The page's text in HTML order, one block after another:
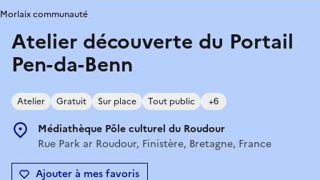
Atelier découverte du Portail
Pen-da-Benn
Atelier Gratuit Sur place Tout public +6
Médiathèque Pôle culturel du Roudour
Rue Park ar Roudour, Finistère, Bretagne, France
Ajouter à mes favoris
Morlaix communauté